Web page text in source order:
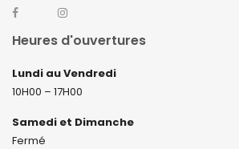
Heures d'ouvertures
Lundi au Vendredi
10H00 – 17H00
Samedi et Dimanche
Fermé